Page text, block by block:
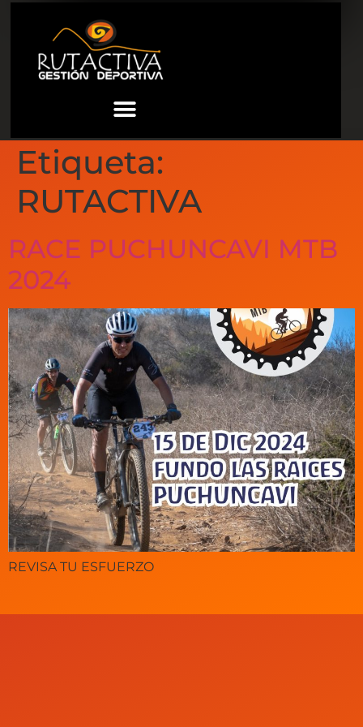
Etiqueta:
RUTACTIVA
RACE PUCHUNCAVI MTB
2024
REVISA TU ESFUERZO